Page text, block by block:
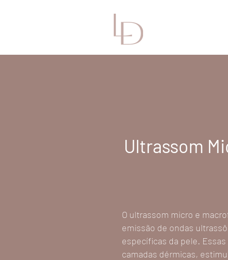
Ultrassom
O ultrassom micro e
emissão de ondas
específicas da pele.
camadas dérmicas,